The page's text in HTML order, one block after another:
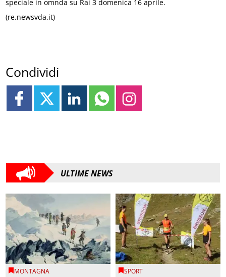
speciale in omnda su Rai 3 domenica 16 aprile.
(re.newsvda.it)
Condividi
ULTIME NEWS
MONTAGNA SPORT